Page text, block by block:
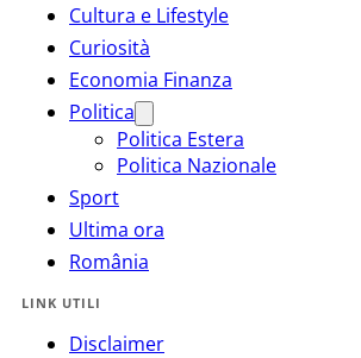
Cultura e Lifestyle
Curiosità
Economia Finanza
Politica
Politica Estera
Politica Nazionale
Sport
Ultima ora
România
LINK UTILI
Disclaimer